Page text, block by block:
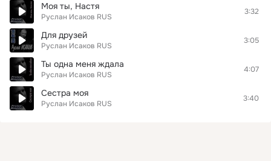
Моя ты, Настя
Руслан Исаков RUS
3:32
Для друзей
Руслан Исаков RUS
3:05
Ты одна меня ждала
Руслан Исаков RUS
4:07
Сестра моя
Руслан Исаков RUS
3:40